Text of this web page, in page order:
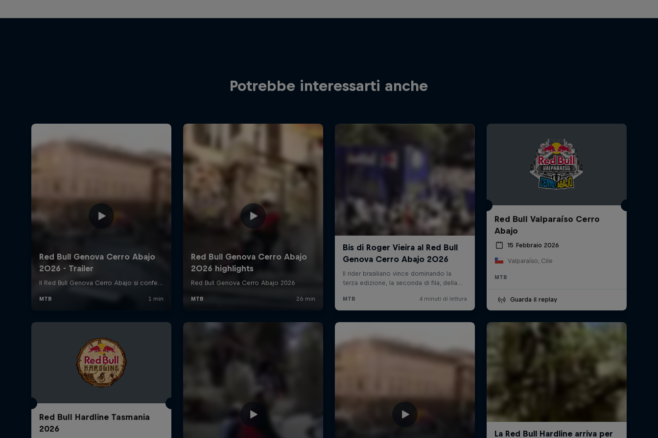
Potrebbe interessarti anche
Red Bull Valparaíso Cerro
Abajo
15 Febbraio 2026
Valparaíso, Cile
MTB
Guarda il replay
Red Bull Hardline Tasmania
2026